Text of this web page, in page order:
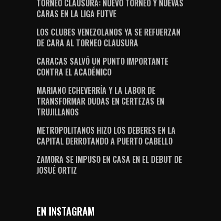
TORNEO CLAUSURA: NUEVO TORNEO Y NUEVAS
CARAS EN LA LIGA FUTVE
LOS CLUBES VENEZOLANOS YA SE REFUERZAN
DE CARA AL TORNEO CLAUSURA
CARACAS SALVÓ UN PUNTO IMPORTANTE
CONTRA EL ACADÉMICO
MARIANO ECHEVERRÍA Y LA LABOR DE
TRANSFORMAR DUDAS EN CERTEZAS EN
TRUJILLANOS
METROPOLITANOS HIZO LOS DEBERES EN LA
CAPITAL DERROTANDO A PUERTO CABELLO
ZAMORA SE IMPUSO EN CASA EN EL DEBUT DE
JOSUÉ ORTIZ
EN INSTAGRAM